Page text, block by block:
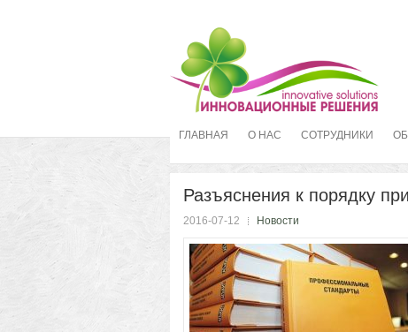
ГЛАВНАЯ О НАС СОТРУДНИКИ
Разъяснения к порядку
2016-07-12 Новости